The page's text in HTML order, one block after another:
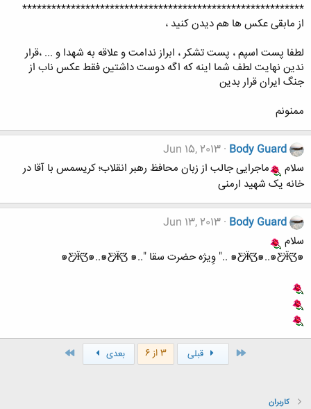
**********************************************************
از مابقی عکس ها هم دیدن کنید ،
لطفا پست اسپم ، پست تشکر ، ابراز ندامت و علاقه به شهدا و ... ،قرار
ندین نهایت لطف شما اینه که اگه دوست داشتین فقط عکس ناب از
جنگ ایران قرار بدین
ممنونم
Body Guard
Jun 15, 2013
سلام
ماجرایی جالب از زبان محافظ رهبر انقلاب؛ کریسمس با آقا در
خانه یک شهید ارمنی
Body Guard
Jun 13, 2013
سلام
๑Ƹ̵̡Ӝ̵̨̄Ʒ๑..๑Ƹ̵̡Ӝ̵̨̄Ʒ๑ .." وِیژه حضرت سقا "..๑Ƹ̵̡Ӝ̵̨̄Ʒ๑..๑Ƹ̵̡Ӝ̵̨̄Ʒ ๑
اول قبلی 3 از 6 بعدی
کاربران